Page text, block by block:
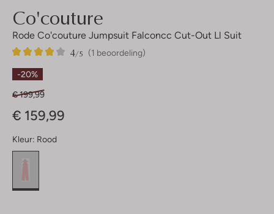
Co'couture
Rode Co'couture Jumpsuit Falconcc Cut-Out Ll Suit
(1 beoordeling)
4/5
1
4
Sterren
-20%
€ 199,99
€ 159,99
Kleur: Rood